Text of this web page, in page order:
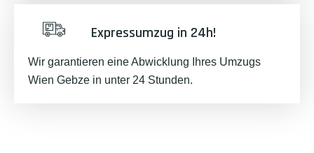
Expressumzug in 24h!
Wir garantieren eine Abwicklung Ihres Umzugs
Wien Gebze in unter 24 Stunden.